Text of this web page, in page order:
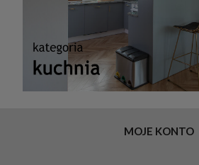
MOJE KONTO